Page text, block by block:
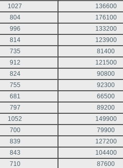
1027
136600
804
176100
996
133200
814
123900
735
81400
912
121500
824
90800
755
92300
681
66500
797
89200
1052
149900
700
79900
839
127200
843
104400
710
87600